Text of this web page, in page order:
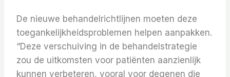
De nieuwe behandelrichtlijnen moeten deze
toegankelijkheidsproblemen helpen aanpakken.
“Deze verschuiving in de behandelstrategie
zou de uitkomsten voor patiënten aanzienlijk
kunnen verbeteren, vooral voor degenen die